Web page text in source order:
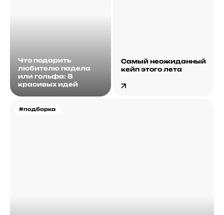
Что подарить
любителю падела
или гольфа: 8
красивых идей
#подборка
Самый неожиданный
кейп этого лета